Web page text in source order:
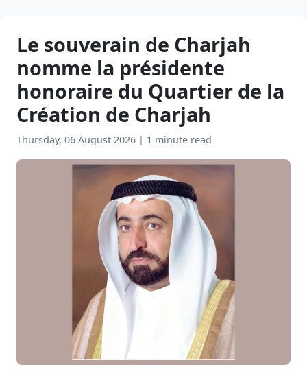
Le souverain de Charjah
nomme la présidente
honoraire du Quartier de la
Création de Charjah
Thursday, 06 August 2026 | 1 minute read